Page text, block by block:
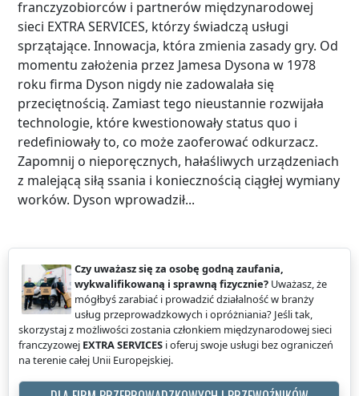
franczyzobiorców i partnerów międzynarodowej
sieci EXTRA SERVICES, którzy świadczą usługi
sprzątające. Innowacja, która zmienia zasady gry. Od
momentu założenia przez Jamesa Dysona w 1978
roku firma Dyson nigdy nie zadowalała się
przeciętnością. Zamiast tego nieustannie rozwijała
technologie, które kwestionowały status quo i
redefiniowały to, co może zaoferować odkurzacz.
Zapomnij o nieporęcznych, hałaśliwych urządzeniach
z malejącą siłą ssania i koniecznością ciągłej wymiany
worków. Dyson wprowadził...
Czy uważasz się za osobę godną zaufania,
wykwalifikowaną i sprawną fizycznie? Uważasz, że
mógłbyś zarabiać i prowadzić działalność w branży
usług przeprowadzkowych i opróżniania? Jeśli tak,
skorzystaj z możliwości zostania członkiem międzynarodowej sieci
franczyzowej EXTRA SERVICES i oferuj swoje usługi bez ograniczeń
na terenie całej Unii Europejskiej.